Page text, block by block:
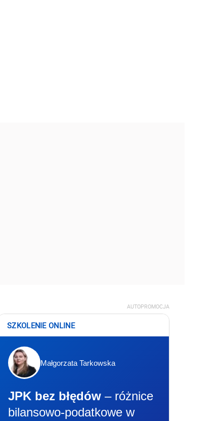
AUTOPROMOCJA
SZKOLENIE ONLINE
Małgorzata Tarkowska
JPK bez błędów – różnice
bilansowo-podatkowe w